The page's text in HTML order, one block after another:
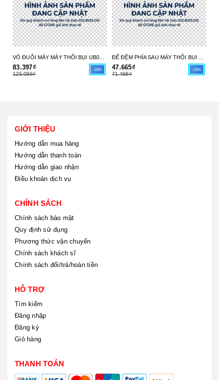
83.397₫
125.096₫
-33% 47.665₫
71.498₫
-33%
GIỚI THIỆU
Hướng dẫn mua hàng
Hướng dẫn thanh toán
Hướng dẫn giao nhận
Điều khoản dịch vụ
CHÍNH SÁCH
Chính sách bảo mật
Quy định sử dụng
Phương thức vận chuyển
Chính sách khách sĩ
Chính sách đổi/trả/hoàn tiền
HỖ TRỢ
Tìm kiếm
Đăng nhập
Đăng ký
Giỏ hàng
THANH TOÁN